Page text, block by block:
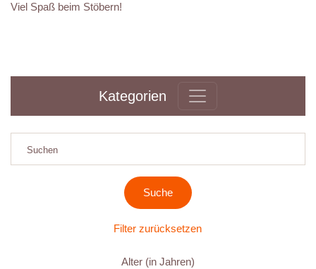
Viel Spaß beim Stöbern!
Kategorien
Filter zurücksetzen
Alter (in Jahren)